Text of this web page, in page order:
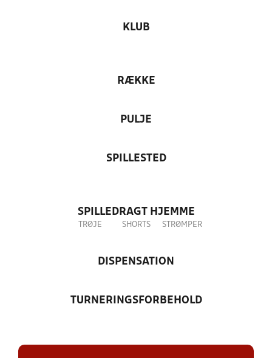
KLUB
RÆKKE
PULJE
SPILLESTED
SPILLEDRAGT HJEMME
TRØJE SHORTS STRØMPER
DISPENSATION
TURNERINGSFORBEHOLD